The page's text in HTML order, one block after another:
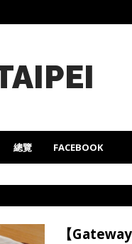
總覽 FACEBOOK
【